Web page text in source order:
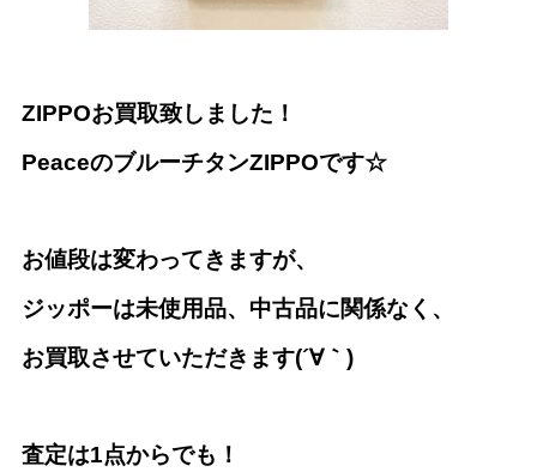
ZIPPOお買取致しました！
PeaceのブルーチタンZIPPOです☆
お値段は変わってきますが、
ジッポーは未使用品、中古品に関係なく、
お買取させていただきます(´∀｀)
査定は1点からでも！